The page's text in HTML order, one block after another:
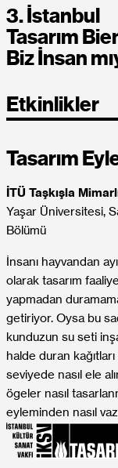
3. İstanbul
Tasarım
Biz İnsan
Etkinlikler
Tasarım
İTÜ Taşkışla
Yaşar Üniversitesi,
Bölümü
İnsanı hayvandan
olarak tasarım
yapmadan
getiriyor. Oysa bu
kunduzun su seti
halde duran
seviyede nasıl ele
ögeler nasıl
eyleminden nasıl